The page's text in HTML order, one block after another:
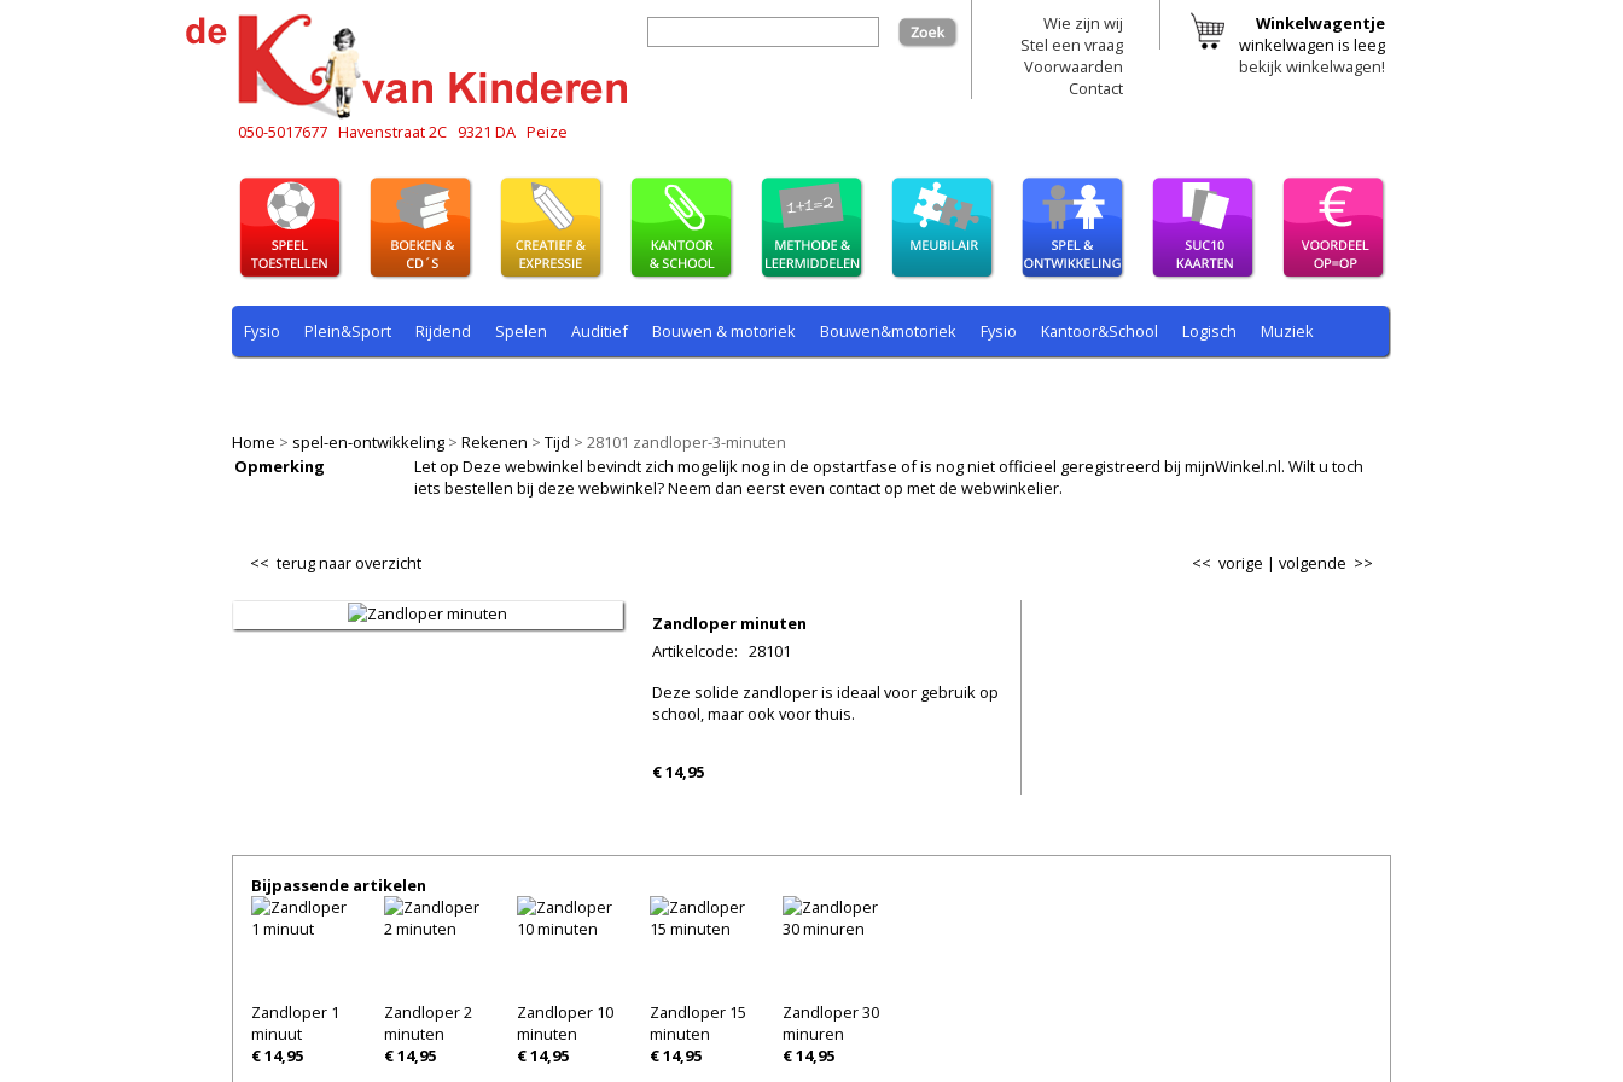
050-5017677 Havenstraat 2C 9321 DA Peize
zoek
Wie zijn wij
Stel een vraag
Voorwaarden
Contact
Winkelwagentje
winkelwagen is leeg
bekijk winkelwagen!
Fysio Plein&Sport Rijdend Spelen Auditief Bouwen & motoriek Bouwen&motoriek Fysio Kantoor&School Logisch Muziek
Home > spel-en-ontwikkeling > Rekenen > Tijd > 28101 zandloper-3-minuten
Opmerking
Let op Deze webwinkel bevindt zich mogelijk nog in de opstartfase of is nog niet officieel geregistreerd bij mijnWinkel.nl. Wilt u toch
iets bestellen bij deze webwinkel? Neem dan eerst even contact op met de webwinkelier.
<< terug naar overzicht volgende >>
<< vorige |
Zandloper minuten
Artikelcode: 28101
Deze solide zandloper is ideaal voor gebruik op
school, maar ook voor thuis.
€ 14,95
Bijpassende artikelen
Zandloper 1
minuut
€ 14,95
Zandloper 2
minuten
€ 14,95
Zandloper 10
minuten
€ 14,95
Zandloper 15
minuten
€ 14,95
Zandloper 30
minuren
€ 14,95